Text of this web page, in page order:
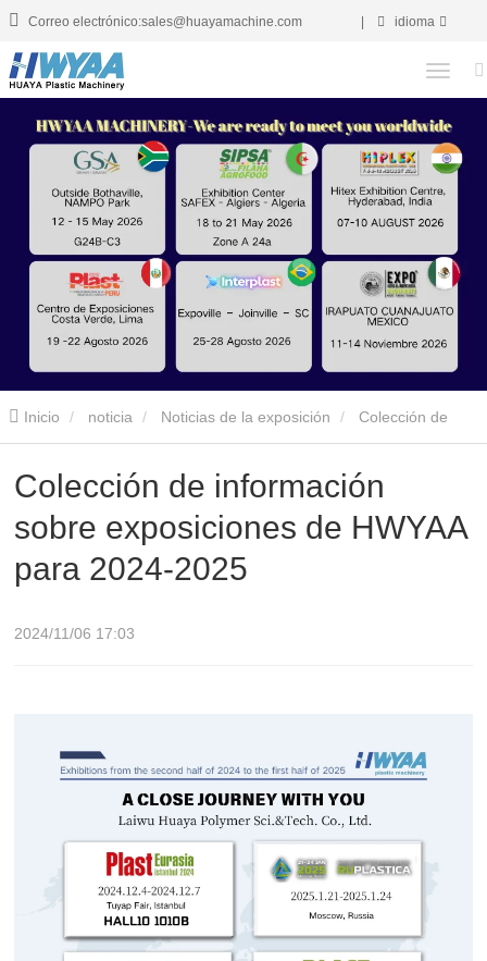
Correo electrónico:sales@huayamachine.com idioma
Inicio noticia Noticias de la exposición
información sobre exposiciones de HWYAA para 2024-2025
Colección de información
sobre exposiciones de HWYAA
para 2024-2025
2024/11/06 17:03